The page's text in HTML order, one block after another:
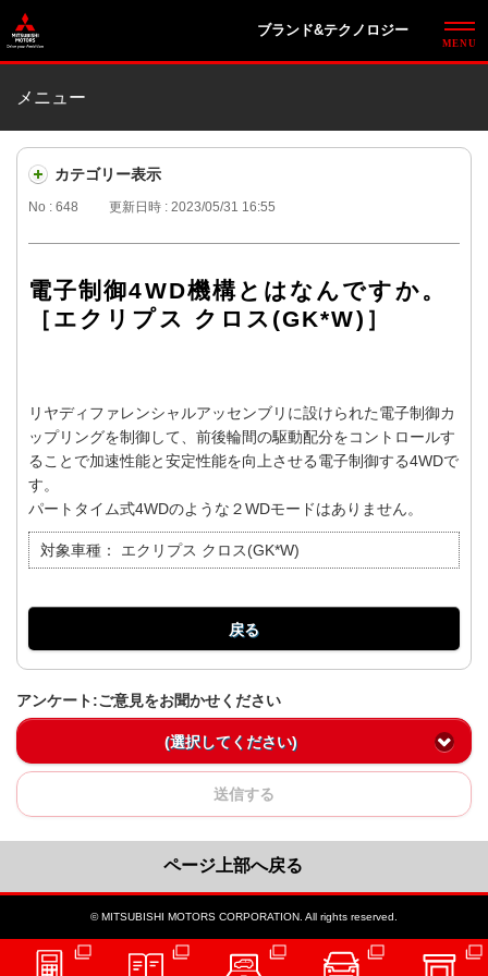
ブランド&テクノロジー
メニュー
カテゴリー表示
No : 648 更新日時 : 2023/05/31 16:55
電子制御4WD機構とはなんですか。
［エクリプス クロス(GK*W)］
リヤディファレンシャルアッセンブリに設けられた電子制御カ
ップリングを制御して、前後輪間の駆動配分をコントロールす
ることで加速性能と安定性能を向上させる電子制御する4WDで
す。
パートタイム式4WDのような２WDモードはありません。
対象車種： エクリプス クロス(GK*W)
戻る
アンケート:ご意見をお聞かせください
(選択してください)
送信する
ページ上部へ戻る
© MITSUBISHI MOTORS CORPORATION. All rights reserved.